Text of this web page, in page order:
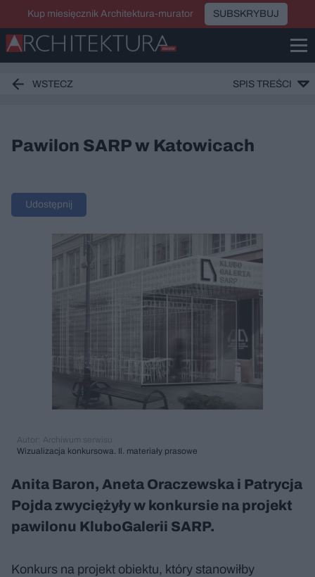
Kup miesięcznik Architektura-murator SUBSKRYBUJ
WSTECZ SPIS TREŚCI
Pawilon SARP w Katowicach
Udostępnij
Autor: Archiwum serwisu
Wizualizacja konkursowa. Il. materiały prasowe
Anita Baron, Aneta Oraczewska i Patrycja
Pojda zwyciężyły w konkursie na projekt
pawilonu KluboGalerii SARP.
Konkurs na projekt obiektu, który stanowiłby